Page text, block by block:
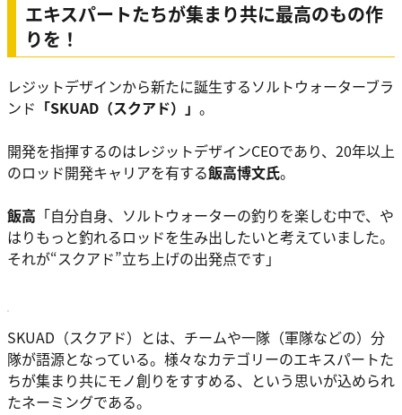
エキスパートたちが集まり共に最高のもの作
りを！
レジットデザインから新たに誕生するソルトウォーターブラ
ンド 「SKUAD（スクアド）」 。
開発を指揮するのはレジットデザインCEOであり、20年以上
のロッド開発キャリアを有する飯高博文氏。
飯高 「自分自身、ソルトウォーターの釣りを楽しむ中で、や
はりもっと釣れるロッドを生み出したいと考えていました。
それが“スクアド”立ち上げの出発点です」
SKUAD（スクアド）とは、チームや一隊（軍隊などの）分
隊が語源となっている。様々なカテゴリーのエキスパートた
ちが集まり共にモノ創りをすすめる、という思いが込められ
たネーミングである。